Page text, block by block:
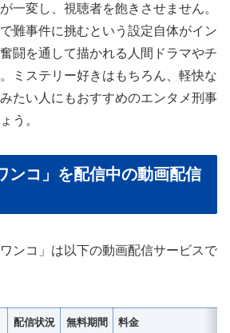
一変し、視聴者を飽きさせません。
難事件に挑むという設定自体がイン
闘を通して描かれる人間ドラマやチ
ミステリー好きはもちろん、軽快な
たい人にもおすすめのエンタメ刑事
う。
ンコ」を配信中の動画配信
ンコ」は以下の動画配信サービスで
配信状況 無料期間 料金